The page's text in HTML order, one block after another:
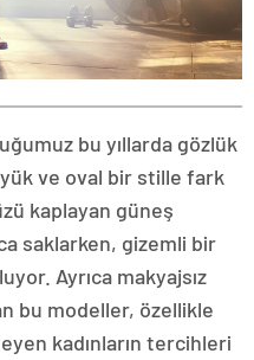
bu yıllarda gözlük
ve oval bir stille fark
kaplayan güneş
saklarken, gizemli bir
Ayrıca makyajsız
bu modeller, özellikle
kadınların tercihleri